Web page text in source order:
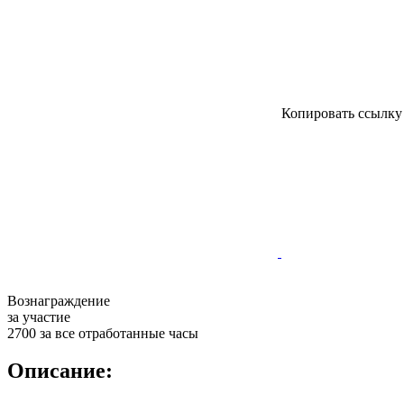
Копировать ссылку
Вознаграждение
за участие
2700 за все отработанные часы
Описание: